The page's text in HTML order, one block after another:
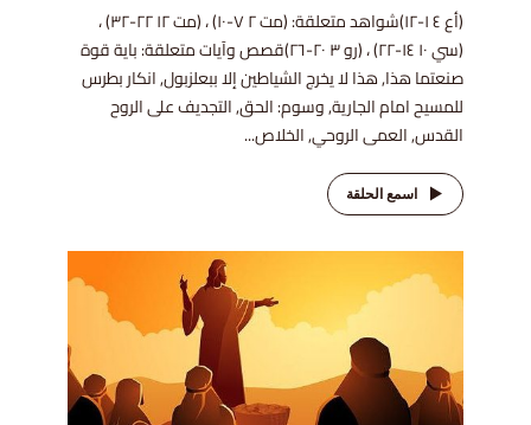
(أع ٤ ١-١٢)شواهد متعلقة: (مت ٢ ٧-١٠) ، (مت ١٢ ٢٢-٣٢) ،
(سي ١٠ ١٤-٢٢) ، (رو ٣ ٢٠-٢٦)قصص وآيات متعلقة: باية قوة
صنعتما هذا, هذا لا يخرج الشياطين إلا ببعلزبول, انكار بطرس
للمسيح امام الجارية, وسوم: الحق, التجديف على الروح
القدس, العمى الروحي, الخلاص...
اسمع الحلقة